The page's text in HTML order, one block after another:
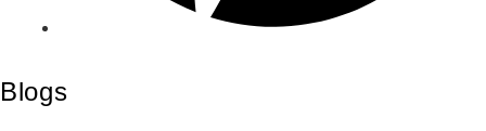
Blogs